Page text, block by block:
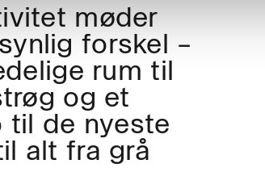
møder
forskel –
rum til
og et
til de nyeste
alt fra grå